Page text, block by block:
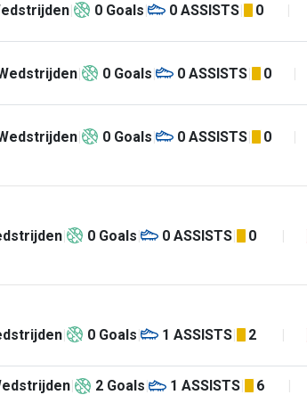
0 Goals 0 ASSISTS 0
0 Goals 0 ASSISTS 0
0 Goals 0 ASSISTS 0
0 Goals 0 ASSISTS 0
0 Goals 1 ASSISTS 2
2 Goals 1 ASSISTS 6